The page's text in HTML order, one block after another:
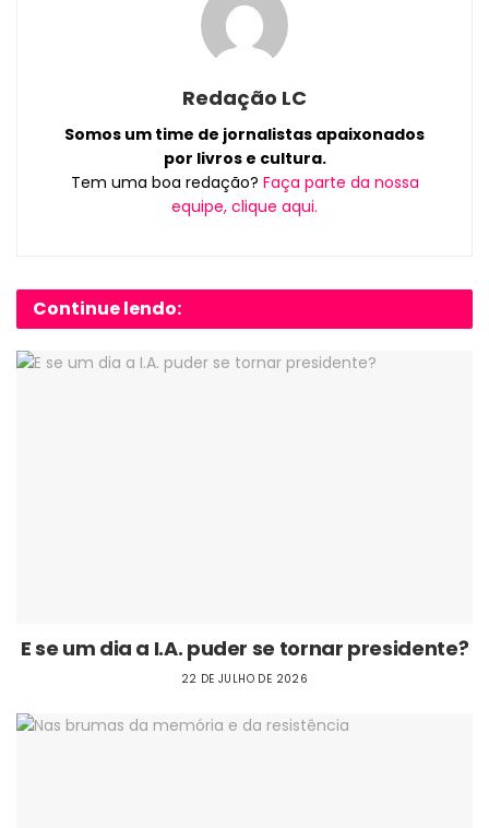
Redação LC
Somos um time de jornalistas apaixonados
por livros e cultura.
Tem uma boa redação? Faça parte da nossa
equipe, clique aqui.
Continue lendo:
E se um dia a I.A. puder se tornar presidente?
22 DE JULHO DE 2026